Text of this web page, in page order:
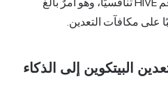
على مكافآت التعدين.
البيتكوين إلى الذكاء